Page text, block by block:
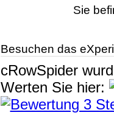
Sie
Besuchen das
cRowSpider
Werten Sie hier: